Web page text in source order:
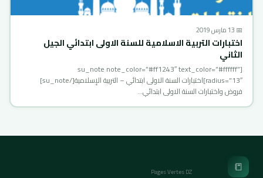
📅 13 مارس 2019
اختبارات التربية الاسلامية للسنة الاولى ابتدائي الجيل
الثاني
[su_note note_color=”#ff1243″ text_color=”#ffffff”
radius=”13″]اختبارات السنة الاولى ابتدائي – التربية الإسلامية[/su_note]
فروض واختبارات السنة الاولى ابتدائي…
📒
Pages Vertes DZ